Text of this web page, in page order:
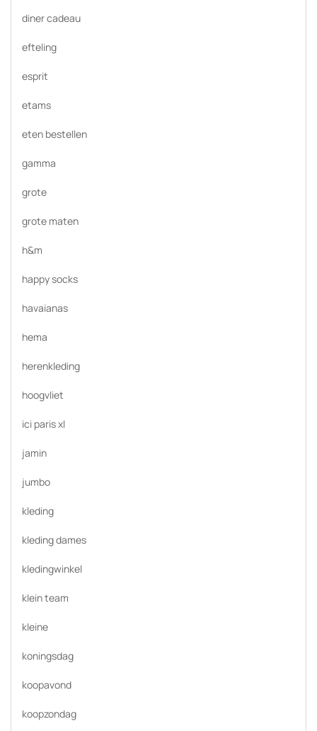
diner cadeau
efteling
esprit
etams
eten bestellen
gamma
grote
grote maten
h&m
happy socks
havaianas
hema
herenkleding
hoogvliet
ici paris xl
jamin
jumbo
kleding
kleding dames
kledingwinkel
klein team
kleine
koningsdag
koopavond
koopzondag